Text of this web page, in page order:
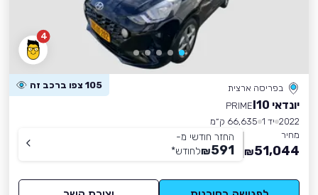
4
בפריסה ארצית 105 צפו ברכב זה
יונדאי I10
PRIME
2022 יד 1
66,635 ק״מ
מחיר
51,044
₪
החזר חודשי מ-
591
₪לחודש*